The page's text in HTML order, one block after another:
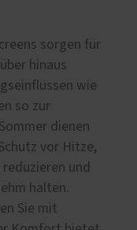
sorgen für
hinaus
wie
so zur
dienen
vor Hitze,
und
halten.
Sie mit